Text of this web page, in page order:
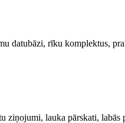
datubāzi, rīku komplektus,
ziņojumi, lauka pārskati,